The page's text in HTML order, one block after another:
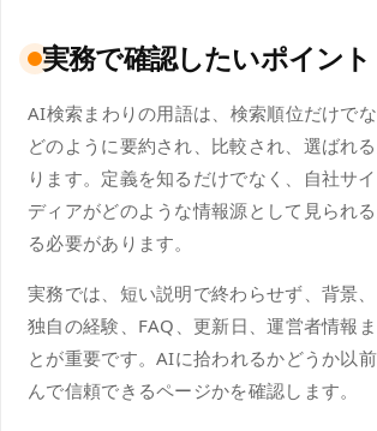
実務で確認したいポイント
AI検索まわりの用語は、検索順位だけで
どのように要約され、比較され、選ばれ
ります。定義を知るだけでなく、自社サ
ディアがどのような情報源として見られ
る必要があります。
実務では、短い説明で終わらせず、背景、
独自の経験、FAQ、更新日、運営者情報
とが重要です。AIに拾われるかどうか以
んで信頼できるページかを確認します。